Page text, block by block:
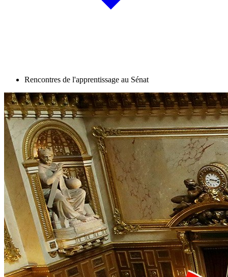
Rencontres de l'apprentissage au Sénat